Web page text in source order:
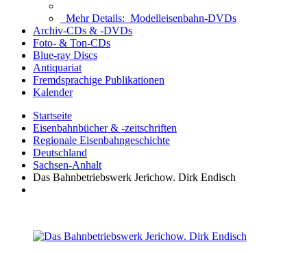
Mehr Details: Modelleisenbahn-DVDs
Archiv-CDs & -DVDs
Foto- & Ton-CDs
Blue-ray Discs
Antiquariat
Fremdsprachige Publikationen
Kalender
Startseite
Eisenbahnbücher & -zeitschriften
Regionale Eisenbahngeschichte
Deutschland
Sachsen-Anhalt
Das Bahnbetriebswerk Jerichow. Dirk Endisch